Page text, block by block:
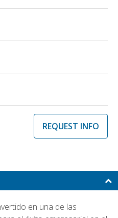
REQUEST INFO
en una de las